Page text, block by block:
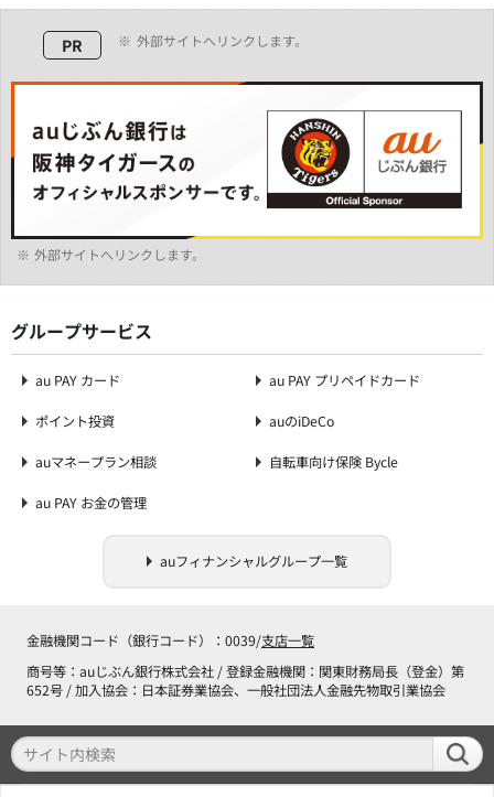
PR ※ 外部サイトへリンクします。
※ 外部サイトへリンクします。
グループサービス
au PAY カード au PAY プリペイドカード
ポイント投資 auのiDeCo
auマネープラン相談 自転車向け保険 Bycle
au PAY お金の管理
auフィナンシャルグループ一覧
金融機関コード（銀行コード）：0039/支店一覧
商号等：auじぶん銀行株式会社 / 登録金融機関：関東財務局長（登金）第
652号 / 加入協会：日本証券業協会、一般社団法人金融先物取引業協会